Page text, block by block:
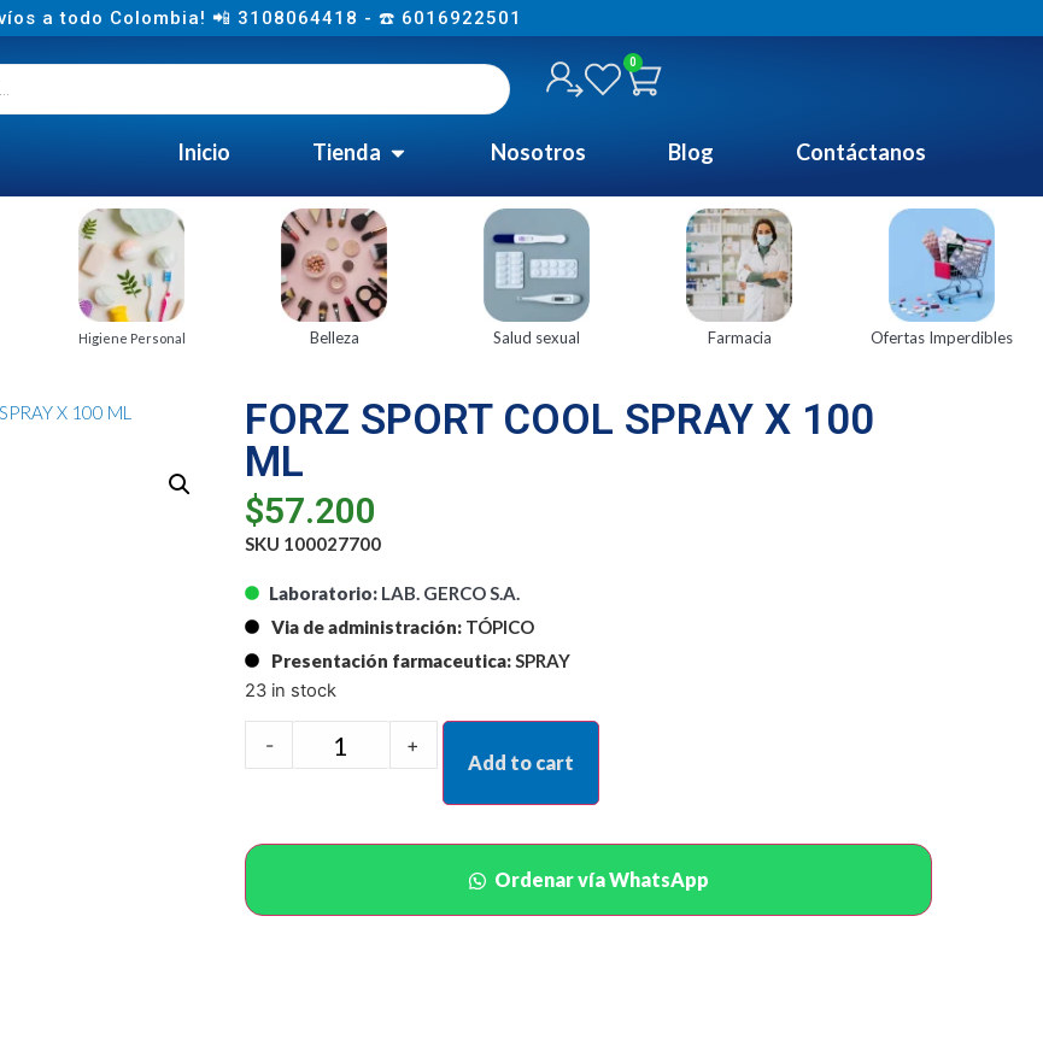
a todo Colombia! 📲 3108064418 - ☎️ 6016922501
0
Inicio Tienda Nosotros Blog Contáctanos
Higiene Personal Belleza Salud sexual Farmacia Ofertas Imperdibles
X 100 ML
FORZ SPORT COOL SPRAY X 100
ML
$57.200
SKU 100027700
Laboratorio: LAB. GERCO S.A.
Via de administración: TÓPICO
Presentación farmaceutica:SPRAY
23 in stock
- +
Add to cart
Ordenar vía WhatsApp